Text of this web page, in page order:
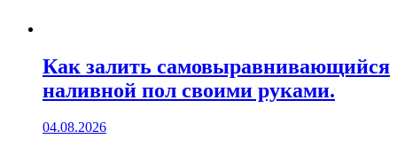
Как залить самовыравнивающийся
наливной пол своими руками.
04.08.2026